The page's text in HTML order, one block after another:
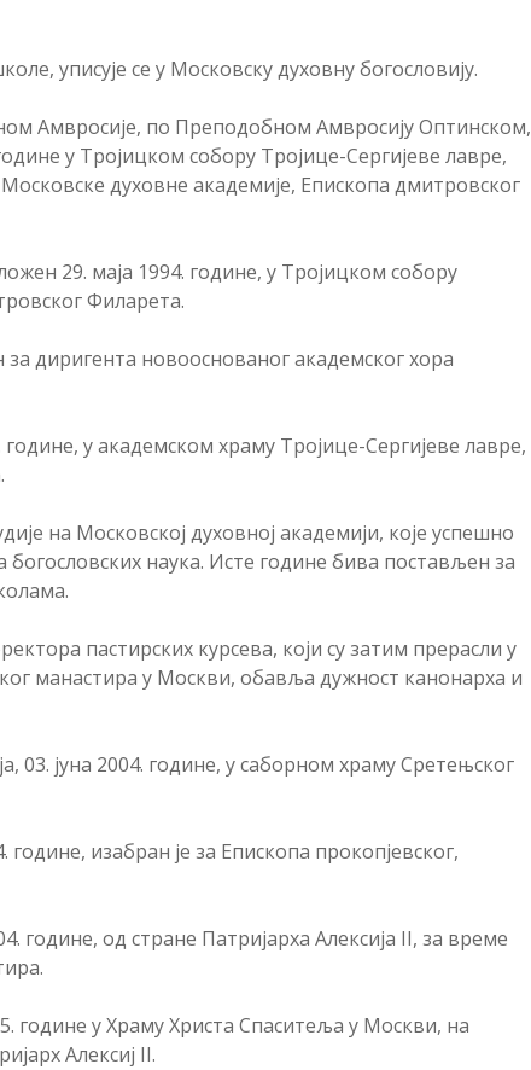
уписује се у Московску духовну богословију.
Амвросије, по Преподобном Амвросију Оптинском,
у Тројицком собору Тројице-Сергијеве лавре,
духовне академије, Епископа дмитровског
29. маја 1994. године, у Тројицком собору
Филарета.
диригента новооснованог академског хора
у академском храму Тројице-Сергијеве лавре,
на Московској духовној академији, које успешно
наука. Исте године бива постављен за
пастирских курсева, који су затим прерасли у
манастира у Москви, обавља дужност канонарха и
03. јуна 2004. године, у саборном храму Сретењског
изабран је за Епископа прокопјевског,
од стране Патријарха Алексија II, за време
године у Храму Христа Спаситеља у Москви, на
Алексиј II.